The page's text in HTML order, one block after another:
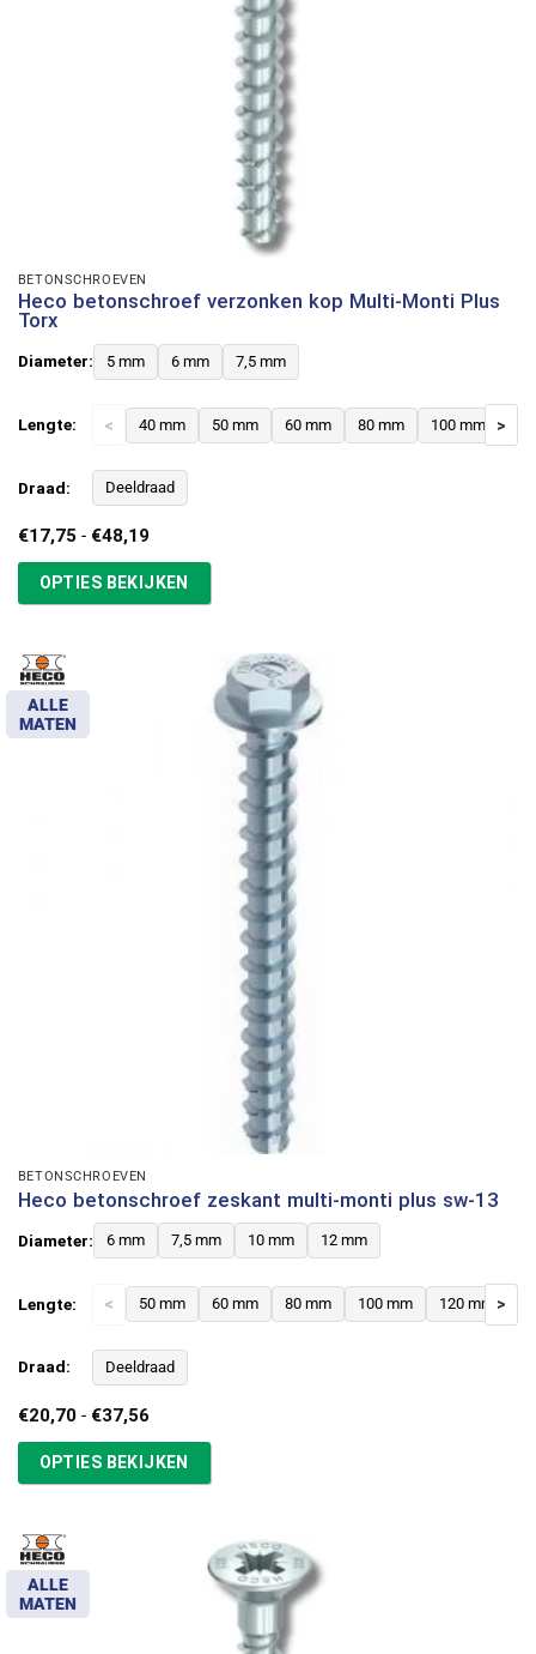
BETONSCHROEVEN
Heco betonschroef verzonken kop Multi-Monti Plus
Torx
Diameter: 5 mm 6 mm 7,5 mm
Lengte: < 40 mm 50 mm 60 mm 80 mm 100 mm >
Draad: Deeldraad
€17,75 - €48,19Prijsklasse:
tot
€48,19
OPTIES BEKIJKEN
ALLE
MATEN
BETONSCHROEVEN
Heco betonschroef zeskant multi-monti plus sw-13
Diameter: 6 mm 7,5 mm 10 mm 12 mm
Lengte: < 50 mm 60 mm 80 mm 100 mm 120 mm >
Draad: Deeldraad
€20,70 - €37,56Prijsklasse:
tot
€37,56
OPTIES BEKIJKEN
ALLE
MATEN